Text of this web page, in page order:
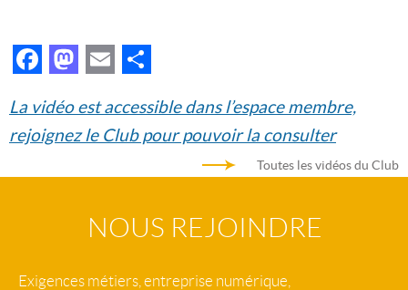
Facebook
Mastodon
Email
La vidéo est accessible dans l’espace membre,
rejoignez le Club pour pouvoir la consulter
Toutes les vidéos du Club
NOUS REJOINDRE
Exigences métiers, entreprise numérique,